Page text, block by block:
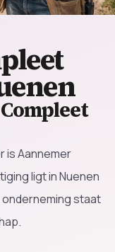
is Aannemer
ligt in Nuenen
staat